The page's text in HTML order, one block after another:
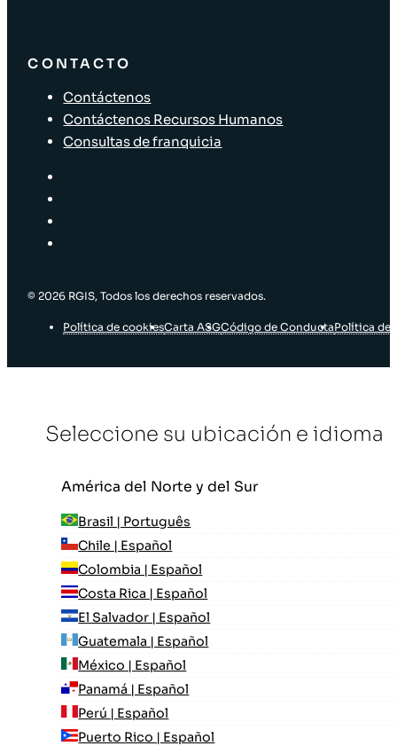
CONTACTO
Contáctenos
Contáctenos Recursos Humanos
Consultas de franquicia
© 2026 RGIS, Todos los derechos reservados.
Política de cookiesCarta ASGCódigo de ConductaPolítica de
Seleccione su ubicación e idioma
América del Norte y del Sur
Brasil | Português
Chile | Español
Colombia | Español
Costa Rica | Español
El Salvador | Español
Guatemala | Español
México | Español
Panamá | Español
Perú | Español
Puerto Rico | Español